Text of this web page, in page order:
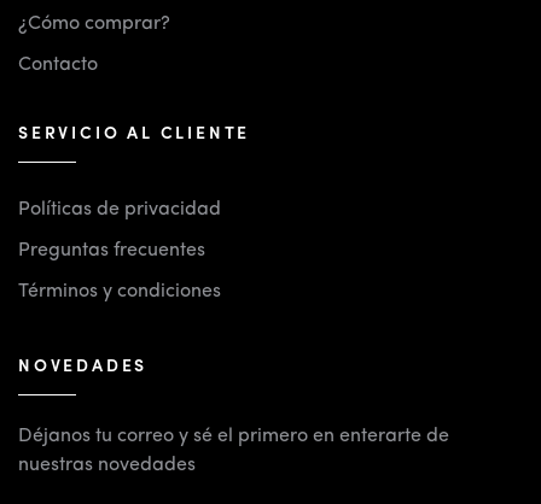
¿Cómo comprar?
Contacto
SERVICIO AL CLIENTE
Políticas de privacidad
Preguntas frecuentes
Términos y condiciones
NOVEDADES
Déjanos tu correo y sé el primero en enterarte de
nuestras novedades